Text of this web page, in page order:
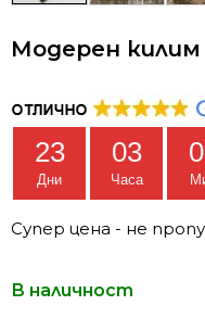
Модерен килим
23
Дни
03
Часа
Супер цена - не
В наличност